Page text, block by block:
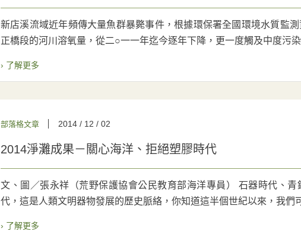
新店溪流域近年頻傳大量魚群暴斃事件，根據環保署全國環境水質監
正橋段的河川溶氧量，從二○一一年迄今逐年下降，更一度觸及中度污
› 了解更多
部落格文章 2014 / 12 / 02
2014淨灘成果－關心海洋、拒絕塑膠時代
文、圖／張永祥（荒野保護協會公民教育部海洋專員） 石器時代、
代，這是人類文明器物發展的歷史脈絡，你知道這半個世紀以來，我們
› 了解更多